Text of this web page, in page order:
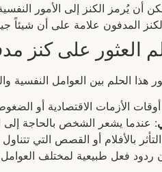
أن يُرمز الكنز إلى الأمور
المدفون علامة على أن شيئاً
العثور على كنز
الحلم بين العوامل النفسية
الأزمات الاقتصادية أو
: عندما يشعر الشخص بالحاجة إلى
بالأفلام أو القصص التي
ردود فعل طبيعية لمختلف